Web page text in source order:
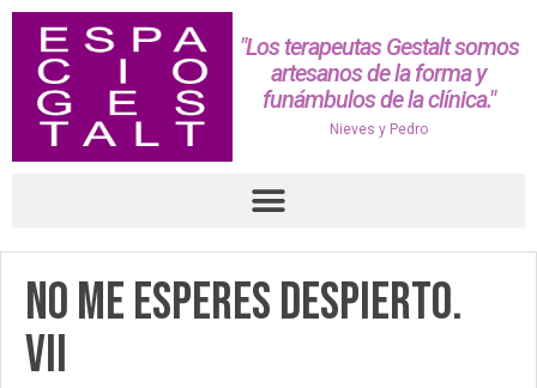
"Los terapeutas Gestalt somos
artesanos de la forma y
funámbulos de la clínica."
Nieves y Pedro
No me esperes despierto.
VII